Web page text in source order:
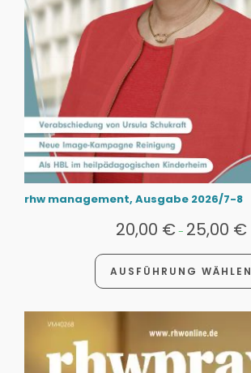
rhw management, Ausgabe 2026/7-8
20,00 €- 25,00 €
AUSFÜHRUNG WÄHLEN